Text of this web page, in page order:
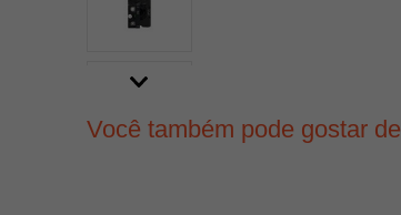
Você também pode gostar de